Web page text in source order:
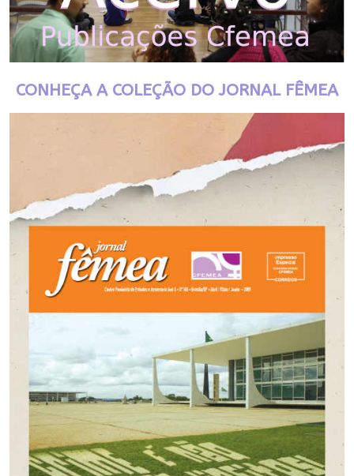
CONHEÇA A COLEÇÃO DO JORNAL FÊMEA